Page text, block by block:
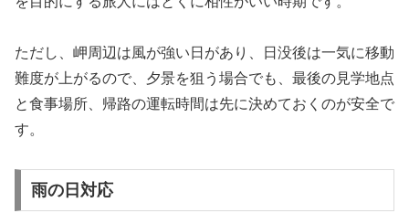
ただし、岬周辺は風が強い日があり、日没後は一気に移動
難度が上がるので、夕景を狙う場合でも、最後の見学地点
と食事場所、帰路の運転時間は先に決めておくのが安全で
す。
雨の日対応